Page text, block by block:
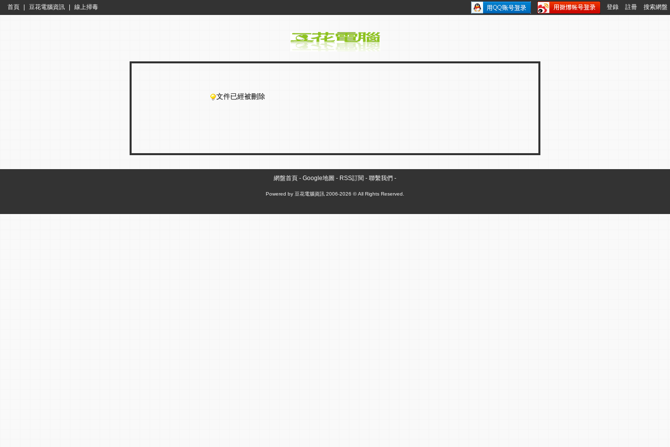
首頁 豆花電腦資訊 線上掃毒 登錄 註冊 搜索網盤
文件已經被刪除
網盤首頁 - Google地圖 - RSS訂閱 - 聯繫我們 -
Powered by 豆花電腦資訊 2006-2026 © All Rights Reserved.